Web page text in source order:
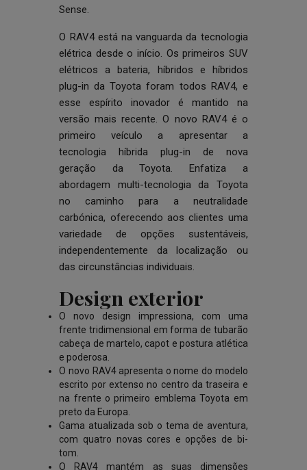
Sense.
O RAV4 está na vanguarda da tecnologia
elétrica desde o início. Os primeiros SUV
elétricos a bateria, híbridos e híbridos
plug-in da Toyota foram todos RAV4, e
esse espírito inovador é mantido na
versão mais recente. O novo RAV4 é o
primeiro veículo a apresentar a
tecnologia híbrida plug-in de nova
geração da Toyota. Enfatiza a
abordagem multi-tecnologia da Toyota
no caminho para a neutralidade
carbónica, oferecendo aos clientes uma
variedade de opções sustentáveis,
independentemente da localização ou
das circunstâncias individuais.
Design exterior
O novo design impressiona, com uma
frente tridimensional em forma de tubarão
cabeça de martelo, capot e postura atlética
e poderosa.
O novo RAV4 apresenta o nome do modelo
escrito por extenso no centro da traseira e
na frente o primeiro emblema Toyota em
preto da Europa.
Gama atualizada sob o tema de aventura,
com quatro novas cores e opções de bi-
tom.
O RAV4 mantém as suas dimensões